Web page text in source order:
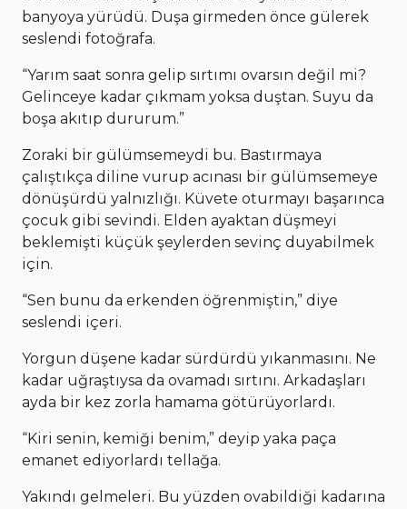
banyoya yürüdü. Duşa girmeden önce gülerek
seslendi fotoğrafa.
“Yarım saat sonra gelip sırtımı ovarsın değil mi?
Gelinceye kadar çıkmam yoksa duştan. Suyu da
boşa akıtıp dururum.”
Zoraki bir gülümsemeydi bu. Bastırmaya
çalıştıkça diline vurup acınası bir gülümsemeye
dönüşürdü yalnızlığı. Küvete oturmayı başarınca
çocuk gibi sevindi. Elden ayaktan düşmeyi
beklemişti küçük şeylerden sevinç duyabilmek
için.
“Sen bunu da erkenden öğrenmiştin,” diye
seslendi içeri.
Yorgun düşene kadar sürdürdü yıkanmasını. Ne
kadar uğraştıysa da ovamadı sırtını. Arkadaşları
ayda bir kez zorla hamama götürüyorlardı.
“Kiri senin, kemiği benim,” deyip yaka paça
emanet ediyorlardı tellağa.
Yakındı gelmeleri. Bu yüzden ovabildiği kadarına